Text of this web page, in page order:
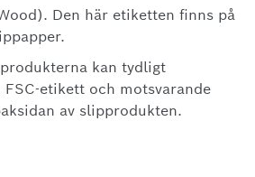
Den här etiketten finns på
kan tydligt
etikett och motsvarande
av slipprodukten.